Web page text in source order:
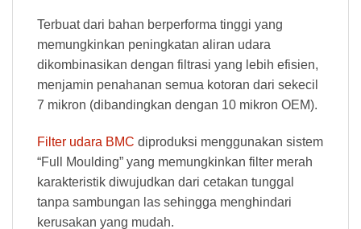
Terbuat dari bahan berperforma tinggi yang
memungkinkan peningkatan aliran udara
dikombinasikan dengan filtrasi yang lebih efisien,
menjamin penahanan semua kotoran dari sekecil
7 mikron (dibandingkan dengan 10 mikron OEM).
Filter udara BMC diproduksi menggunakan sistem
“Full Moulding” yang memungkinkan filter merah
karakteristik diwujudkan dari cetakan tunggal
tanpa sambungan las sehingga menghindari
kerusakan yang mudah.